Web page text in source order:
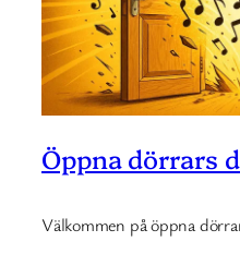
Öppna dörrars
Välkommen på öppna